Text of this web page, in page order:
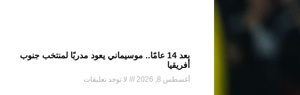
بعد 14 عامًا.. موسيماني يعود مدربًا لمنتخب جنوب
أفريقيا
أغسطس 8, 2026 لا توجد تعليقات